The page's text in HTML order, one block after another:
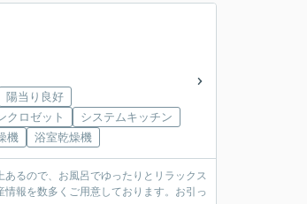
陽当り良好
クロゼット
システムキッチン
機
浴室乾燥機
るので、お風呂でゆったりとリラックス
報を数多くご用意しております。お引っ